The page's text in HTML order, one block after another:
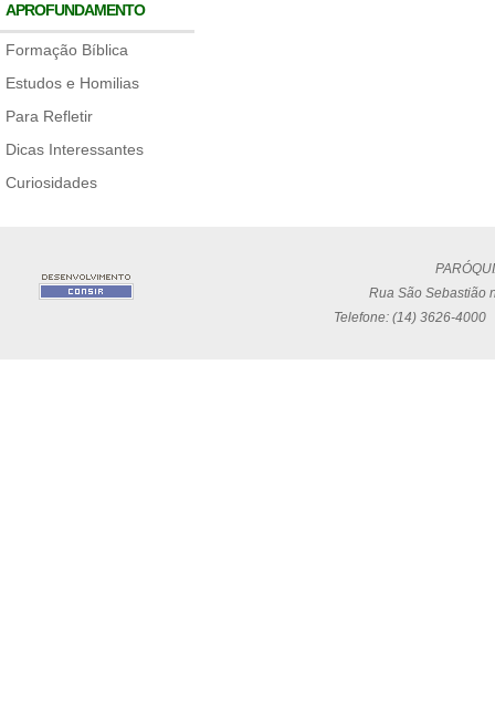
APROFUNDAMENTO
Formação Bíblica
Estudos e Homilias
Para Refletir
Dicas Interessantes
Curiosidades
Rua São Sebastião
Telefone: (14) 3626-